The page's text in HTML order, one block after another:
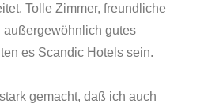
Tolle Zimmer, freundliche
außergewöhnlich gutes
es Scandic Hotels sein.
gemacht, daß ich auch